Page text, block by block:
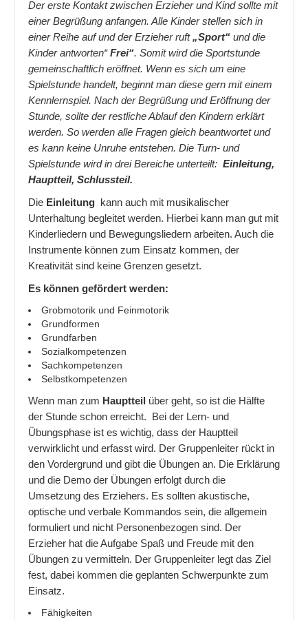
Aufbau einer Turn- und Spielstunde
Partnerschaft
Beziehungsprobleme
Die fünf Schritte der Partnerschaft
Kommunikation zwischen Menschen
Der erste Kontakt zwischen Erzieher und Kind sollte mit
einer Begrüßung anfangen. Alle Kinder stellen sich in
einer Reihe auf und der Erzieher ruft„Sport“ und die
Kinder antworten“Frei“. Somit wird die Sportstunde
gemeinschaftlich eröffnet. Wenn es sich um eine
Spielstunde handelt, beginnt man diese gern mit einem
Kennlernspiel. Nach der Begrüßung und Eröffnung der
Stunde, sollte der restliche Ablauf den Kindern erklärt
werden. So werden alle Fragen gleich beantwortet und
es kann keine Unruhe entstehen. Die Turn- und
Spielstunde wird in drei Bereiche unterteilt: Einleitung,
Hauptteil, Schlussteil.
Die Einleitung kann auch mit musikalischer
Unterhaltung begleitet werden. Hierbei kann man gut mit
Kinderliedern und Bewegungsliedern arbeiten. Auch die
Instrumente können zum Einsatz kommen, der
Kreativität sind keine Grenzen gesetzt.
Es können gefördert werden:
Grobmotorik und Feinmotorik
Grundformen
Grundfarben
Sozialkompetenzen
Sachkompetenzen
Selbstkompetenzen
Wenn man zum Hauptteil über geht, so ist die Hälfte
der Stunde schon erreicht. Bei der Lern- und
Übungsphase ist es wichtig, dass der Hauptteil
verwirklicht und erfasst wird. Der Gruppenleiter rückt in
den Vordergrund und gibt die Übungen an. Die Erklärung
und die Demo der Übungen erfolgt durch die
Umsetzung des Erziehers. Es sollten akustische,
optische und verbale Kommandos sein, die allgemein
formuliert und nicht Personenbezogen sind. Der
Erzieher hat die Aufgabe Spaß und Freude mit den
Übungen zu vermitteln. Der Gruppenleiter legt das Ziel
fest, dabei kommen die geplanten Schwerpunkte zum
Einsatz.
Fähigkeiten